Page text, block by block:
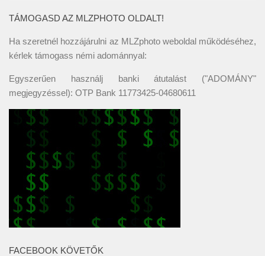
TÁMOGASD AZ MLZPHOTO OLDALT!
Ha szeretnél hozzájárulni az MLZphoto weboldal működéséhez,
kérlek támogass némi adománnyal:
Egyszerűen használj banki átutalást ("ADOMÁNY"
megjegyzéssel): OTP Bank 11773425-04680611
FACEBOOK KÖVETŐK